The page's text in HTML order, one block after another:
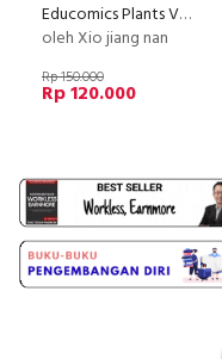
Educomics Plants Vs Zombies : Tanggap Bencana
oleh Xio jiang nan
Rp 150.000
Rp 120.000